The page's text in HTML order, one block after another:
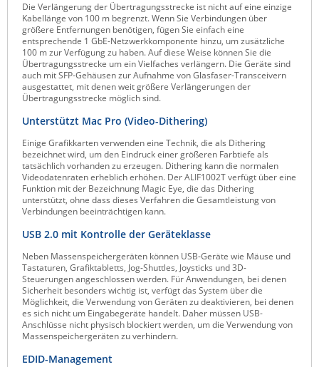
Die Verlängerung der Übertragungsstrecke ist nicht auf eine einzige
Kabellänge von 100 m begrenzt. Wenn Sie Verbindungen über
größere Entfernungen benötigen, fügen Sie einfach eine
entsprechende 1 GbE-Netzwerkkomponente hinzu, um zusätzliche
100 m zur Verfügung zu haben. Auf diese Weise können Sie die
Übertragungsstrecke um ein Vielfaches verlängern. Die Geräte sind
auch mit SFP-Gehäusen zur Aufnahme von Glasfaser-Transceivern
ausgestattet, mit denen weit größere Verlängerungen der
Übertragungsstrecke möglich sind.
Unterstützt Mac Pro (Video-Dithering)
Einige Grafikkarten verwenden eine Technik, die als Dithering
bezeichnet wird, um den Eindruck einer größeren Farbtiefe als
tatsächlich vorhanden zu erzeugen. Dithering kann die normalen
Videodatenraten erheblich erhöhen. Der ALIF1002T verfügt über eine
Funktion mit der Bezeichnung Magic Eye, die das Dithering
unterstützt, ohne dass dieses Verfahren die Gesamtleistung von
Verbindungen beeinträchtigen kann.
USB 2.0 mit Kontrolle der Geräteklasse
Neben Massenspeichergeräten können USB-Geräte wie Mäuse und
Tastaturen, Grafiktabletts, Jog-Shuttles, Joysticks und 3D-
Steuerungen angeschlossen werden. Für Anwendungen, bei denen
Sicherheit besonders wichtig ist, verfügt das System über die
Möglichkeit, die Verwendung von Geräten zu deaktivieren, bei denen
es sich nicht um Eingabegeräte handelt. Daher müssen USB-
Anschlüsse nicht physisch blockiert werden, um die Verwendung von
Massenspeichergeräten zu verhindern.
EDID-Management